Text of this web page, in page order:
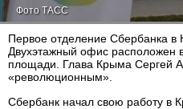
Фото ТАСС
Первое отделение Сбербанка в
Двухэтажный офис расположен
площади. Глава Крыма Сергей
«революционным».
Сбербанк начал свою работу в